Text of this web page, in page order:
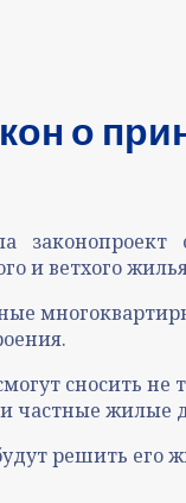
о
и ветхого
сносить
жилые
решить его